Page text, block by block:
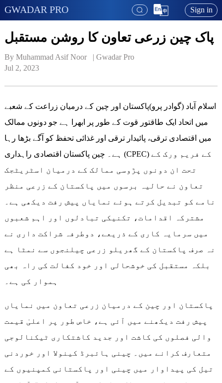
GWADAR PRO Sign in
پاک چین زرعی تعاون کا روشن مستقبل
By Muhammad Asif Noor   | Gwadar Pro
Jul 2, 2023
اسلام آباد (گوادر پرو)پاکستان اور چین کے درمیان زراعت کے شعبے
میں اتحاد ایک طاقتور قوت کے طور پر ابھرا ہے جو دونوں ممالک
میں اقتصادی ترقی، پائیدار ترقی اور غذائی تحفظ کو آگے بڑھا رہا
ہے۔ چین پاکستان اقتصادی راہداری (CPEC) کے فریم ورک کے
تحت ان دونوں پڑوسی ممالک کے درمیان اسٹریٹجک
تعاون نے حالیہ برسوں میں پاکستان کے زرعی منظر
نامے کو تبدیل کرتے ہوئے نمایاں پیش رفت دیکھی ہے۔
مشترکہ اقدامات، تکنیکی تبادلوں اور اہم شعبوں
میں سرمایہ کاری کے ذریعے، دوطرفہ شراکت داری نے
نہ صرف پاکستان کے گھریلو زرعی چیلنجوں سے نمٹا ہے
بلکہ مستقبل کی خوشحالی اور خود کفالت کی راہ بھی
ہموار کی ہے۔
پاکستان اور چین کے درمیان زرعی تعاون میں نمایاں
پیش رفت دیکھنے میں آئی ہے، خاص طور پر اعلیٰ قیمت
والی فصلوں کی کاشت اور جدید کاشتکاری ٹیکنالوجی
متعارف کرانے میں۔ چینی ہائبرڈ کینولا اور خوردنی
تیل کی پیداوار میں چینی اور پاکستانی کمپنیوں کے